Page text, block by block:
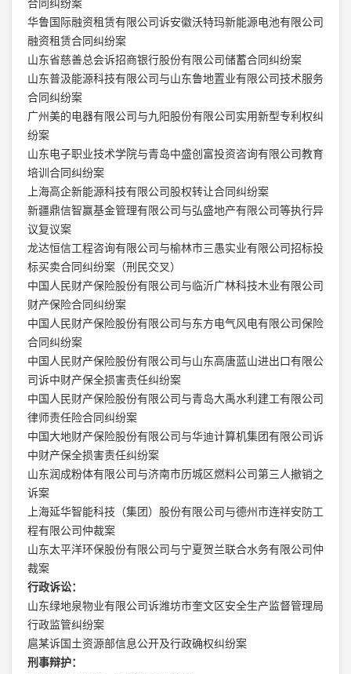
合同纠纷案
华鲁国际融资租赁有限公司诉安徽沃特玛新能源电池有限公司
融资租赁合同纠纷案
山东省慈善总会诉招商银行股份有限公司储蓄合同纠纷案
山东普汲能源科技有限公司与山东鲁地置业有限公司技术服务
合同纠纷案
广州美的电器有限公司与九阳股份有限公司实用新型专利权纠
纷案
山东电子职业技术学院与青岛中盛创富投资咨询有限公司教育
培训合同纠纷案
上海高企新能源科技有限公司股权转让合同纠纷案
新疆鼎信智赢基金管理有限公司与弘盛地产有限公司等执行异
议复议案
龙达恒信工程咨询有限公司与榆林市三愚实业有限公司招标投
标买卖合同纠纷案（刑民交叉）
中国人民财产保险股份有限公司与临沂广林科技木业有限公司
财产保险合同纠纷案
中国人民财产保险股份有限公司与东方电气风电有限公司保险
合同纠纷案
中国人民财产保险股份有限公司与山东高唐蓝山进出口有限公
司诉中财产保全损害责任纠纷案
中国人民财产保险股份有限公司与青岛大禹水利建工有限公司
律师责任险合同纠纷案
中国大地财产保险股份有限公司与华迪计算机集团有限公司诉
中财产保全损害责任纠纷案
山东润成粉体有限公司与济南市历城区燃料公司第三人撤销之
诉案
上海延华智能科技（集团）股份有限公司与德州市连祥安防工
程有限公司仲裁案
山东太平洋环保股份有限公司与宁夏贺兰联合水务有限公司仲
裁案
行政诉讼：
山东绿地泉物业有限公司诉潍坊市奎文区安全生产监督管理局
行政监管纠纷案
扈某诉国土资源部信息公开及行政确权纠纷案
刑事辩护：